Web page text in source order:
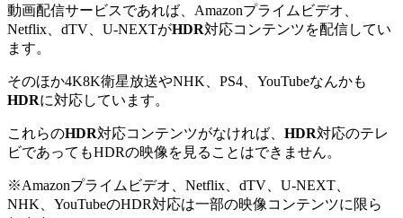
動画配信サービスであれば、Amazonプライムビデオ、
Netflix、dTV、U-NEXTがHDR対応コンテンツを配信してい
ます。
そのほか4K8K衛星放送やNHK、PS4、YouTubeなんかも
HDRに対応しています。
これらのHDR対応コンテンツがなければ、 HDR対応のテレ
ビであってもHDRの映像を見ることはできません。
※Amazonプライムビデオ、Netflix、dTV、U-NEXT、
NHK、YouTubeのHDR対応は一部の映像コンテンツに限ら